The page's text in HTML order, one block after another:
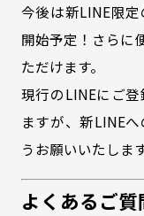
今後は新LINE限
開始予定！さらに
ただけます。
現行のLINEにご
ますが、新LINE
うお願いいたします
よくあるご質